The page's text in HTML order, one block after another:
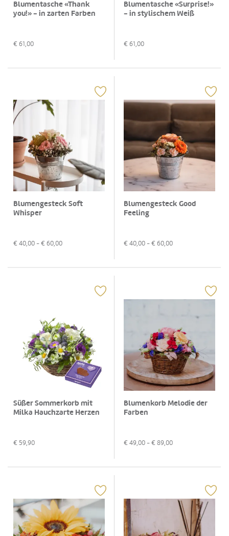
Blumentasche «Thank
you!» - in zarten Farben
€ 61,00
Blumentasche «Surprise!»
- in stylischem Weiß
€ 61,00
Blumengesteck Soft
Whisper
€ 40,00 - € 60,00
Blumengesteck Good
Feeling
€ 40,00 - € 60,00
Süßer Sommerkorb mit
Milka Hauchzarte Herzen
€ 59,90
Blumenkorb Melodie der
Farben
€ 49,00 - € 89,00